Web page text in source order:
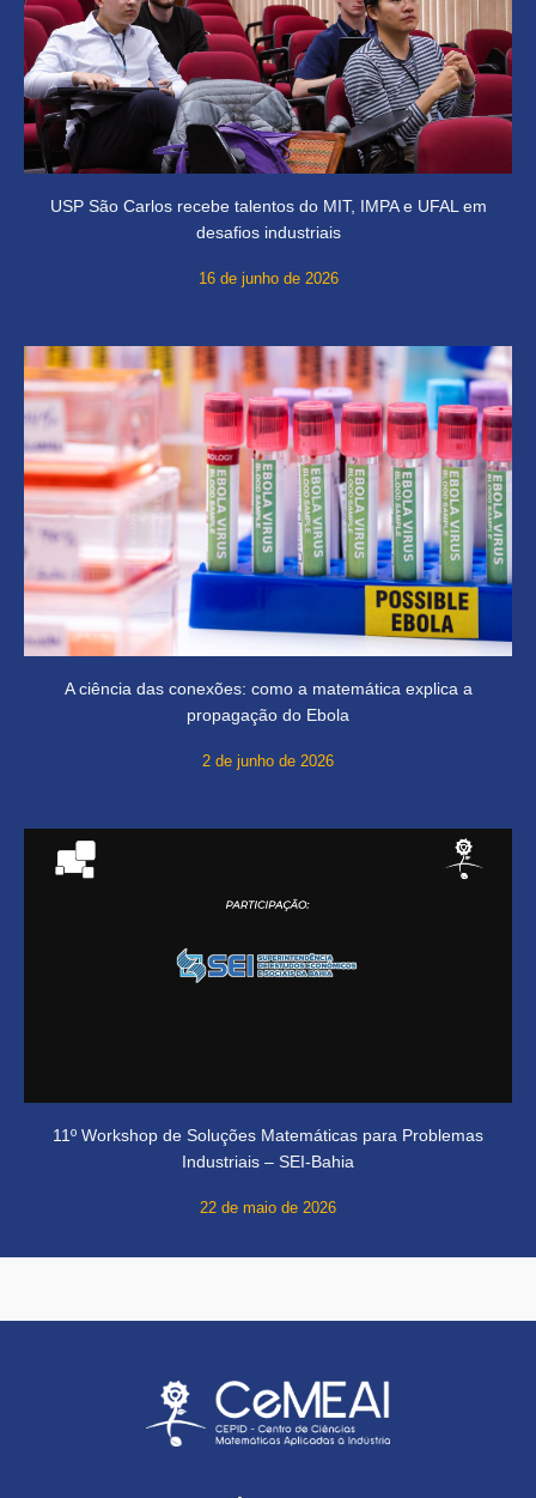
USP São Carlos recebe talentos do MIT, IMPA e UFAL em
desafios industriais
16 de junho de 2026
A ciência das conexões: como a matemática explica a
propagação do Ebola
2 de junho de 2026
11º Workshop de Soluções Matemáticas para Problemas
Industriais – SEI-Bahia
22 de maio de 2026